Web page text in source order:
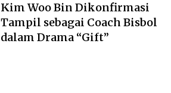
Kim Woo Bin Dikonfirmasi
Tampil sebagai Coach Bisbol
dalam Drama “Gift”